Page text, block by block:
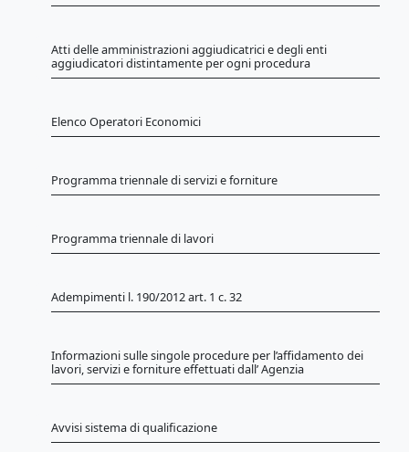
Atti delle amministrazioni aggiudicatrici e degli enti
aggiudicatori distintamente per ogni procedura
Elenco Operatori Economici
Programma triennale di servizi e forniture
Programma triennale di lavori
Adempimenti l. 190/2012 art. 1 c. 32
Informazioni sulle singole procedure per l’affidamento dei
lavori, servizi e forniture effettuati dall’ Agenzia
Avvisi sistema di qualificazione